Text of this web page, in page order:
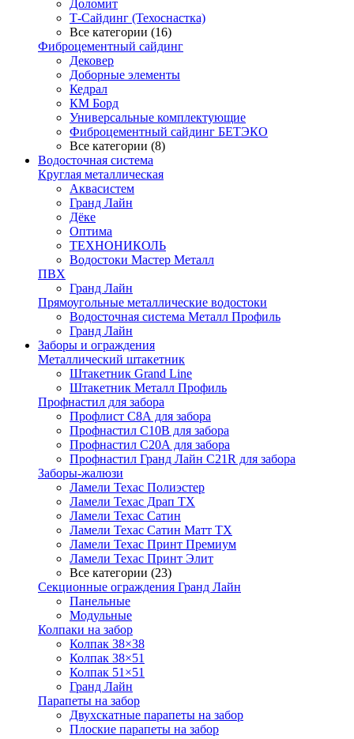
Доломит
Т-Сайдинг (Техоснастка)
Все категории (16)
Фиброцементный сайдинг
Дековер
Доборные элементы
Кедрал
КМ Борд
Универсальные комплектующие
Фиброцементный сайдинг БЕТЭКО
Все категории (8)
Водосточная система
Круглая металлическая
Аквасистем
Гранд Лайн
Дёке
Оптима
ТЕХНОНИКОЛЬ
Водостоки Мастер Металл
ПВХ
Гранд Лайн
Прямоугольные металлические водостоки
Водосточная система Металл Профиль
Гранд Лайн
Заборы и ограждения
Металлический штакетник
Штакетник Grand Line
Штакетник Металл Профиль
Профнастил для забора
Профлист С8А для забора
Профнастил С10В для забора
Профнастил С20А для забора
Профнастил Гранд Лайн С21R для забора
Заборы-жалюзи
Ламели Техас Полиэстер
Ламели Техас Драп ТХ
Ламели Техас Сатин
Ламели Техас Сатин Матт ТХ
Ламели Техас Принт Премиум
Ламели Техас Принт Элит
Все категории (23)
Секционные ограждения Гранд Лайн
Панельные
Модульные
Колпаки на забор
Колпак 38×38
Колпак 38×51
Колпак 51×51
Гранд Лайн
Парапеты на забор
Двухскатные парапеты на забор
Плоские парапеты на забор